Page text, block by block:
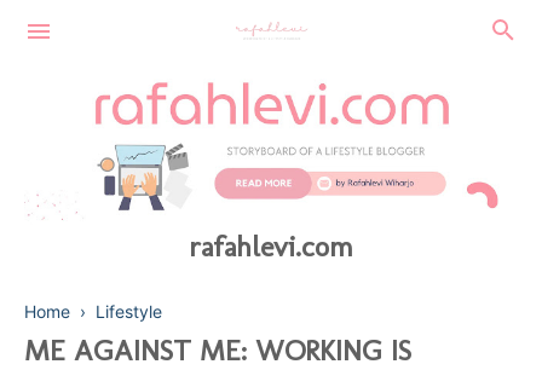
rafahlevi.com
Home › Lifestyle
ME AGAINST ME: WORKING IS